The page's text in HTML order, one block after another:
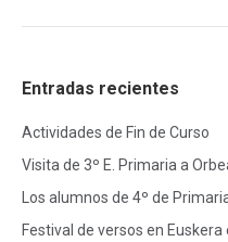
Entradas recientes
Actividades de Fin de Curso
Visita de 3º E. Primaria a
Los alumnos de 4º de
Festival de versos en